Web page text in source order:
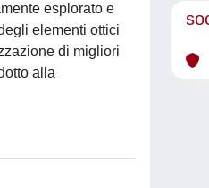
esplorato e
elementi ottici
di migliori
alla